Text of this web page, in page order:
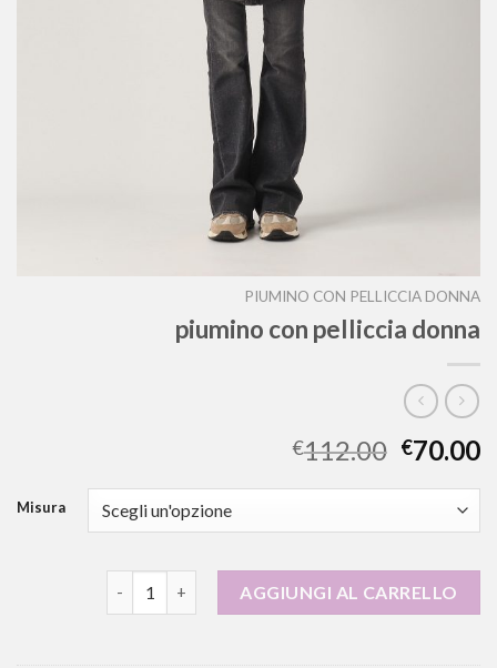
PIUMINO CON PELLICCIA DONNA
piumino con pelliccia donna
€112.00 €70.00
Misura
AGGIUNGI AL CARRELLO